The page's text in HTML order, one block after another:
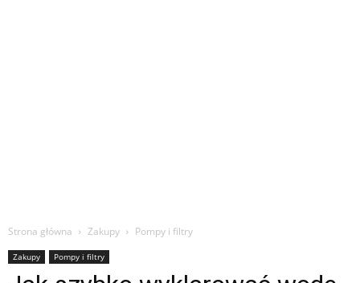
Strona główna Zakupy Pompy i filtry
Zakupy Pompy i filtry